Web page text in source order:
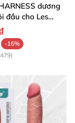
dương
đầu cho Les
sướng
-16%